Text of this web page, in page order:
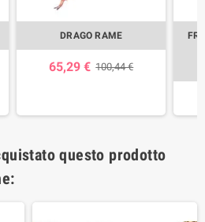
DRAGO RAME
65,29 € 100,44 €
questo prodotto